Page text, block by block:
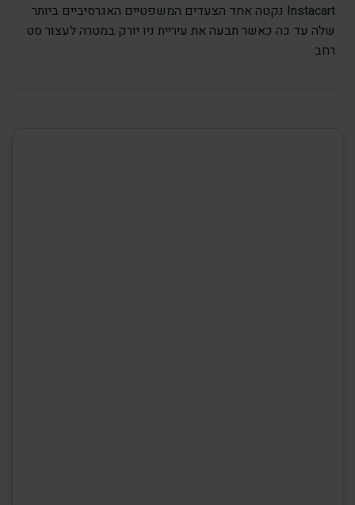
Instacart נקטה אחד הצעדים המשפטיים האגרסיביים ביותר
שלה עד כה כאשר תבעה את עיריית ניו יורק במטרה לעצור סט
רחב